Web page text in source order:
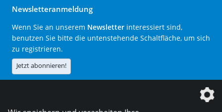
Newsletteranmeldung
Wenn Sie an unserem Newsletter interessiert sind,
benutzen Sie bitte die untenstehende Schaltfläche, um sich
zu registrieren.
Jetzt abonnieren!
Die DVS Media GmbH ist ein Unternehmen der